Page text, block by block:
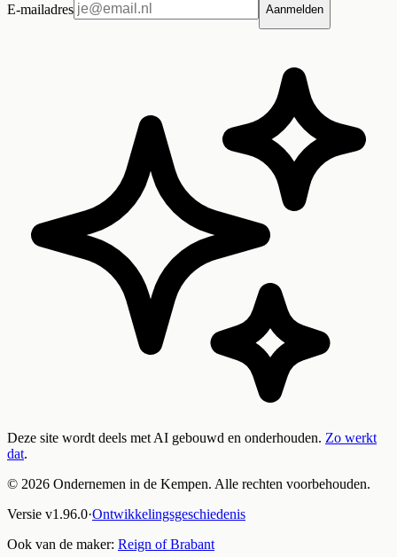
E-mailadres Aanmelden
Deze site wordt deels met AI gebouwd en onderhouden. Zo werkt
dat.
© 2026 Ondernemen in de Kempen. Alle rechten voorbehouden.
Versie v1.96.0·Ontwikkelingsgeschiedenis
Ook van de maker: Reign of Brabant